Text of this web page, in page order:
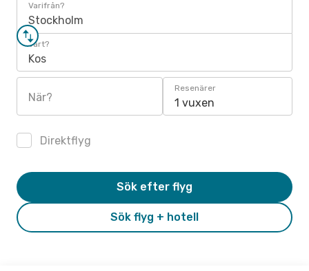
Varifrån?
Stockholm
Vart?
Kos
När?
Resenärer
1 vuxen
Direktflyg
Sök flyg + hotell
Sök efter flyg